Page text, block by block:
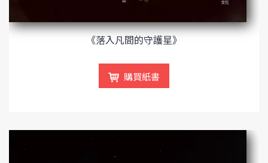
《落入凡間的守護星》
購買紙書